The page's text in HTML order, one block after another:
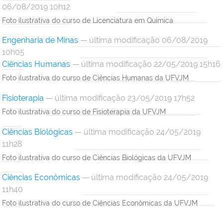
06/08/2019 10h12
Foto ilustrativa do curso de Licenciatura em Química
Engenharia de Minas — última modificação 06/08/2019
10h05
Ciências Humanas — última modificação 22/05/2019 15h16
Foto ilustrativa do curso de Ciências Humanas da UFVJM
Fisioterapia — última modificação 23/05/2019 17h52
Foto ilustrativa do curso de Fisioterapia da UFVJM
Ciências Biológicas — última modificação 24/05/2019
11h28
Foto ilustrativa do curso de Ciências Biológicas da UFVJM
Ciências Econômicas — última modificação 24/05/2019
11h40
Foto ilustrativa do curso de Ciências Econômicas da UFVJM